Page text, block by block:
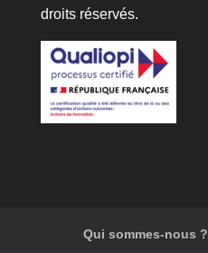
droits réservés.
Qui sommes-nous ?